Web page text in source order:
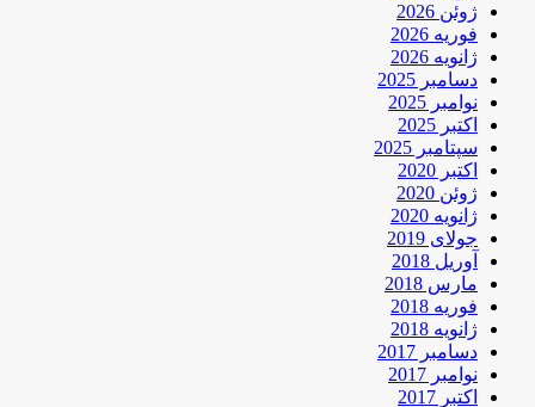
ژوئن 2026
فوریه 2026
ژانویه 2026
دسامبر 2025
نوامبر 2025
اکتبر 2025
سپتامبر 2025
اکتبر 2020
ژوئن 2020
ژانویه 2020
جولای 2019
آوریل 2018
مارس 2018
فوریه 2018
ژانویه 2018
دسامبر 2017
نوامبر 2017
اکتبر 2017